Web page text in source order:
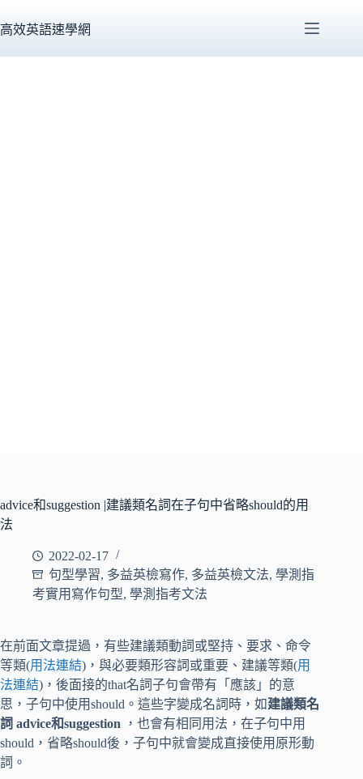
至
高效英語速學網
advice和suggestion |建議類名詞在子句中省略should的用
法
2022-02-17
句型學習, 多益英檢寫作, 多益英檢文法, 學測指
考實用寫作句型, 學測指考文法
在前面文章提過，有些建議類動詞或堅持、要求、命令
等類(用法連結)，與必要類形容詞或重要、建議等類(用
法連結)，後面接的that名詞子句會帶有「應該」的意
思，子句中使用should。這些字變成名詞時，如建議類名
詞 advice和suggestion
，也會有相同用法，在子句中用
should，省略should後，子句中就會變成直接使用原形動
詞。